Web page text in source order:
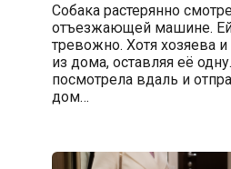
Собака растерянно
отъезжающей машине.
тревожно. Хотя хозяева
из дома, оставляя её
посмотрела вдаль и
дом…